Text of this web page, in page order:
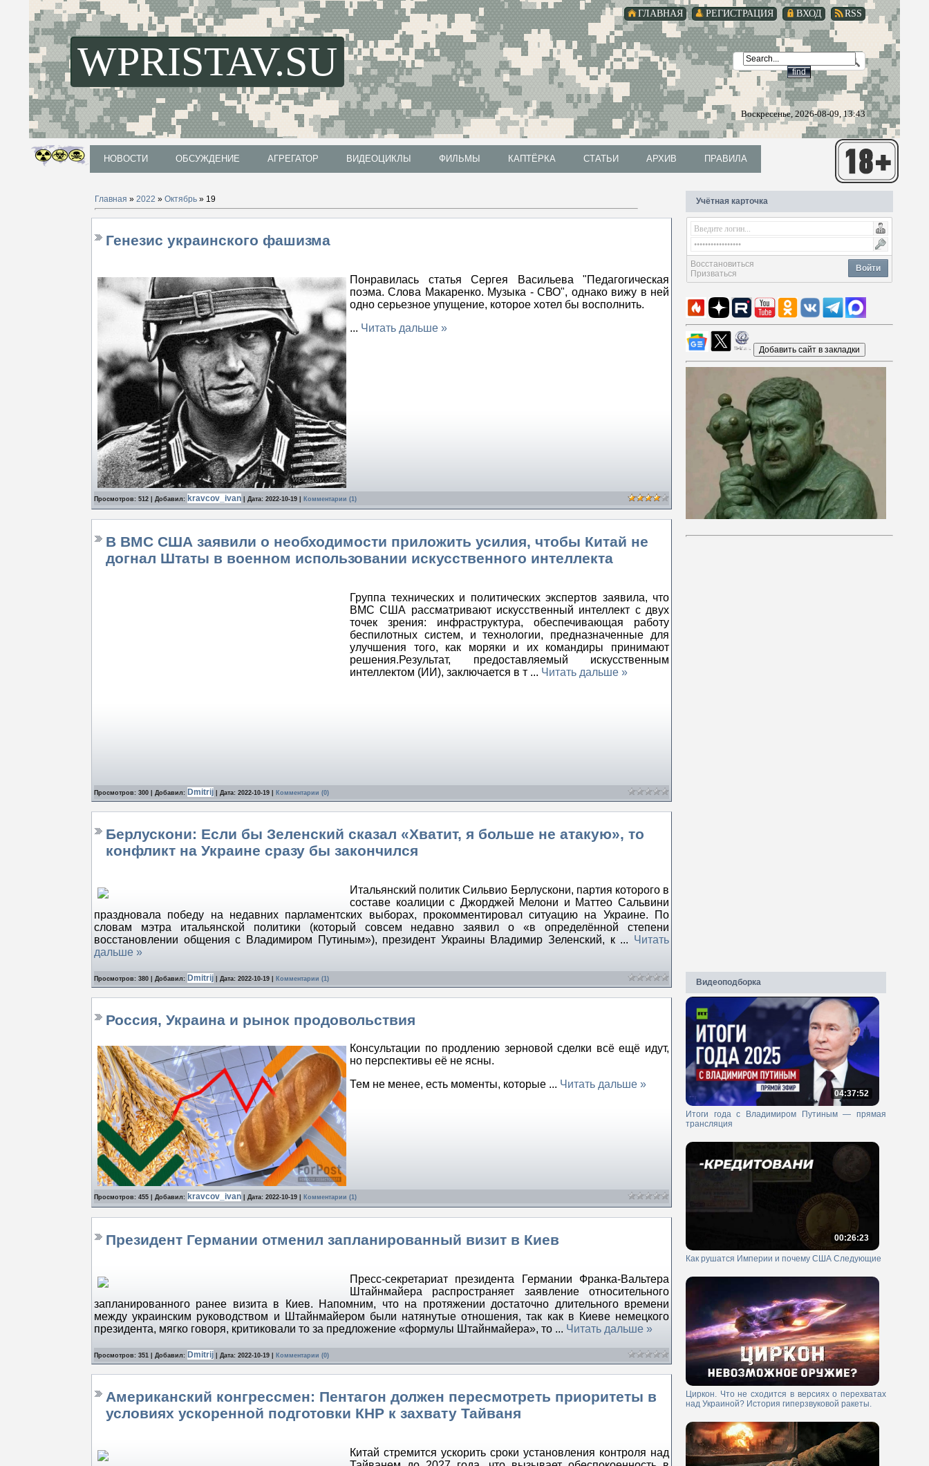
RSS
ВХОД
РЕГИСТРАЦИЯ
ГЛАВНАЯ
WPRISTAV.SU
Воскресенье, 2026-08-09, 13:43
НОВОСТИ ОБСУЖДЕНИЕ АГРЕГАТОР ВИДЕОЦИКЛЫ ФИЛЬМЫ КАПТЁРКА СТАТЬИ АРХИВ ПРАВИЛА
Главная » 2022 » Октябрь » 19
Генезис украинского фашизма
Понравилась статья Сергея Васильева "Педагогическая
поэма. Слова Макаренко. Музыка - СВО", однако вижу в ней
одно серьезное упущение, которое хотел бы восполнить.
... Читать дальше »
Просмотров: 512 | Добавил: kravcov_ivan | Дата: 2022-10-19 Комментарии (1)
В ВМС США заявили о необходимости приложить усилия, чтобы Китай не
догнал Штаты в военном использовании искусственного интеллекта
Группа технических и политических экспертов заявила, что
ВМС США рассматривают искусственный интеллект с двух
точек зрения: инфраструктура, обеспечивающая работу
беспилотных систем, и технологии, предназначенные для
улучшения того, как моряки и их командиры принимают
решения.Результат, предоставляемый искусственным
интеллектом (ИИ), заключается в т ... Читать дальше »
Просмотров: 300 | Добавил: Dmitrij | Дата: 2022-10-19 Комментарии (0)
Берлускони: Если бы Зеленский сказал «Хватит, я больше не атакую», то
конфликт на Украине сразу бы закончился
Итальянский политик Сильвио Берлускони, партия которого в
составе коалиции с Джорджей Мелони и Маттео Сальвини
праздновала победу на недавних парламентских выборах, прокомментировал ситуацию на Украине. По
словам мэтра итальянской политики (который совсем недавно заявил о «в определённой степени
восстановлении общения с Владимиром Путиным»), президент Украины Владимир Зеленский, к ... Читать
дальше »
Просмотров: 380 | Добавил: Dmitrij | Дата: 2022-10-19 Комментарии (1)
Россия, Украина и рынок продовольствия
Консультации по продлению зерновой сделки всё ещё идут,
но перспективы её не ясны.
Тем не менее, есть моменты, которые ... Читать дальше »
Просмотров: 455 | Добавил: kravcov_ivan | Дата: 2022-10-19 Комментарии (1)
Президент Германии отменил запланированный визит в Киев
Пресс-секретариат президента Германии Франка-Вальтера
Штайнмайера распространяет заявление относительного
запланированного ранее визита в Киев. Напомним, что на протяжении достаточно длительного времени
между украинским руководством и Штайнмайером были натянутые отношения, так как в Киеве немецкого
президента, мягко говоря, критиковали то за предложение «формулы Штайнмайера», то ... Читать дальше »
Просмотров: 351 | Добавил: Dmitrij | Дата: 2022-10-19 Комментарии (0)
Американский конгрессмен: Пентагон должен пересмотреть приоритеты в
условиях ускоренной подготовки КНР к захвату Тайваня
Китай стремится ускорить сроки установления контроля над
Учётная карточка
Войти
Восстановиться
Призваться
Видеоподборка
04:37:52
Итоги года с Владимиром Путиным — прямая
трансляция
00:26:23
Как рушатся Империи и почему США Следующие
Циркон. Что не сходится в версиях о перехватах
над Украиной? История гиперзвуковой ракеты.